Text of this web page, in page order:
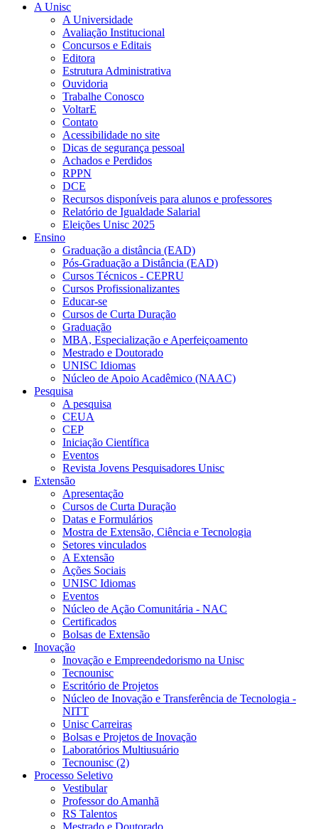
A Unisc
A Universidade
Avaliação Institucional
Concursos e Editais
Editora
Estrutura Administrativa
Ouvidoria
Trabalhe Conosco
VoltarE
Contato
Acessibilidade no site
Dicas de segurança pessoal
Achados e Perdidos
RPPN
DCE
Recursos disponíveis para alunos e professores
Relatório de Igualdade Salarial
Eleições Unisc 2025
Ensino
Graduação a distância (EAD)
Pós-Graduação a Distância (EAD)
Cursos Técnicos - CEPRU
Cursos Profissionalizantes
Educar-se
Cursos de Curta Duração
Graduação
MBA, Especialização e Aperfeiçoamento
Mestrado e Doutorado
UNISC Idiomas
Núcleo de Apoio Acadêmico (NAAC)
Pesquisa
A pesquisa
CEUA
CEP
Iniciação Científica
Eventos
Revista Jovens Pesquisadores Unisc
Extensão
Apresentação
Cursos de Curta Duração
Datas e Formulários
Mostra de Extensão, Ciência e Tecnologia
Setores vinculados
A Extensão
Ações Sociais
UNISC Idiomas
Eventos
Núcleo de Ação Comunitária - NAC
Certificados
Bolsas de Extensão
Inovação
Inovação e Empreendedorismo na Unisc
Tecnounisc
Escritório de Projetos
Núcleo de Inovação e Transferência de Tecnologia -
NITT
Unisc Carreiras
Bolsas e Projetos de Inovação
Laboratórios Multiusuário
Tecnounisc (2)
Processo Seletivo
Vestibular
Professor do Amanhã
RS Talentos
Mestrado e Doutorado